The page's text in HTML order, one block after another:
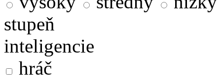
stupeň
inteligencie
hráč